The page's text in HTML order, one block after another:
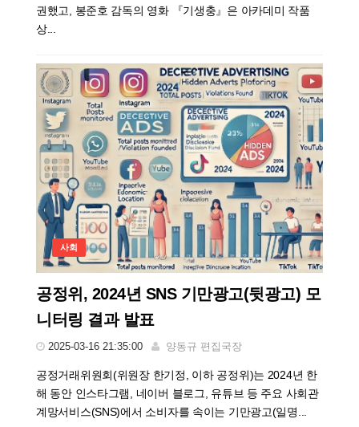
권했고, 봉준호 감독의 영화 『기생충』은 아카데미 작품
상...
사회
공정위, 2024년 SNS 기만광고(뒷광고) 모
니터링 결과 발표
2025-03-16 21:35:00 양동규 편집국장
공정거래위원회(위원장 한기정, 이하 공정위)는 2024년 한
해 동안 인스타그램, 네이버 블로그, 유튜브 등 주요 사회관
계망서비스(SNS)에서 소비자를 속이는 기만광고(일명...